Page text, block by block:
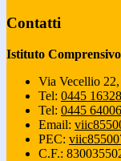
Contatti
Istituto
Via Vecellio
Tel: 0445
Tel: 0445
Email:
PEC:
C.F.: